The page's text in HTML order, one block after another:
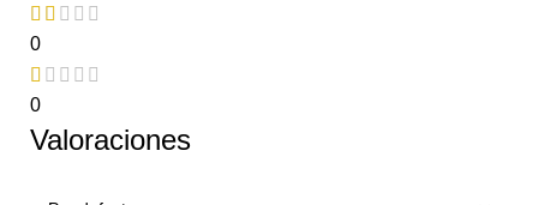
0
0
Valoraciones